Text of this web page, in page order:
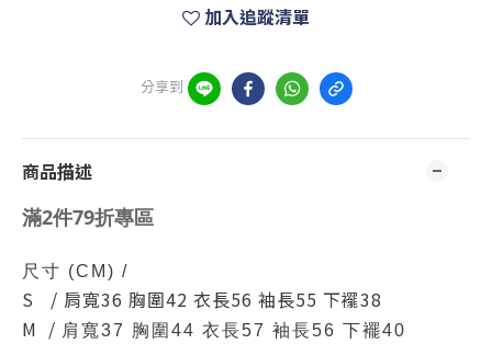
加入追蹤清單
分享到
商品描述
滿2件79折專區
尺寸 (CM) /
S / 肩寬36 胸圍42 衣長56 袖長55 下襬38
M / 肩寬37 胸圍44 衣長57 袖長56 下襬40